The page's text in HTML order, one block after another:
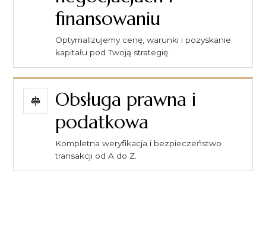
finansowaniu
Optymalizujemy cenę, warunki i pozyskanie
kapitału pod Twoją strategię.
Obsługa prawna i
podatkowa
Kompletna weryfikacja i bezpieczeństwo
transakcji od A do Z.